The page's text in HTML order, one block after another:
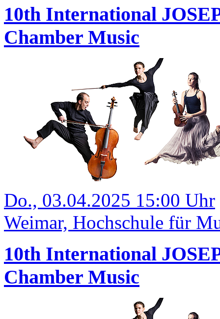
10th International
Chamber Music
Do., 03.04.2025 15:00 Uhr
Weimar, Hochschule für
10th International
Chamber Music